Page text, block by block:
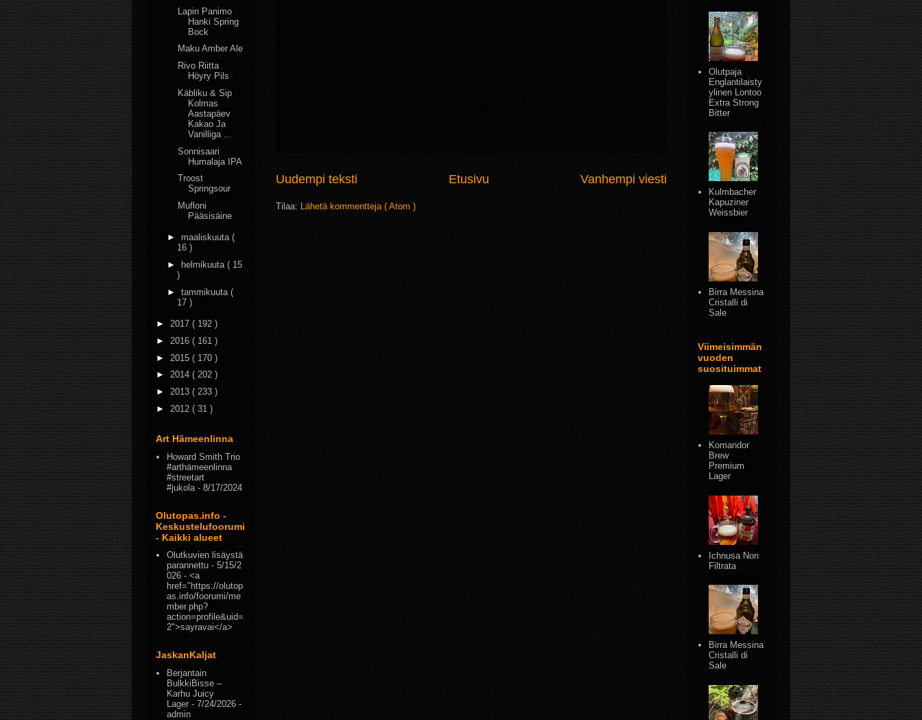
Uudempi teksti Vanhempi viesti
Etusivu
Tilaa: Lähetä kommentteja ( Atom )
Lapin Panimo
Hanki Spring
Bock
Maku Amber Ale
Rivo Riitta
Höyry Pils
Käbliku & Sip
Kolmas
Aastapäev
Kakao Ja
Vanilliga ...
Sonnisaari
Humalaja IPA
Troost
Springsour
Mufloni
Pääsisäine
► maaliskuuta (
16 )
►
helmikuuta ( 15
)
► tammikuuta (
17 )
► 2017 ( 192 )
► 2016 ( 161 )
► 2015 ( 170 )
► 2014 ( 202 )
► 2013 ( 233 )
► 2012 ( 31 )
Art Hämeenlinna
Howard Smith Trio
#arthämeenlinna
#streetart
#jukola - 8/17/2024
Olutopas.info -
Keskustelufoorumi
- Kaikki alueet
Olutkuvien lisäystä
parannettu - 5/15/2
026 - <a
href="https://olutop
as.info/foorumi/me
mber.php?
action=profile&uid=
2">sayravai</a>
JaskanKaljat
Berjantain
BulkkiBisse –
Karhu Juicy
Lager - 7/24/2026 -
admin
Olutpaja
Englantilaisty
ylinen Lontoo
Extra Strong
Bitter
Kulmbacher
Kapuziner
Weissbier
Birra Messina
Cristalli di
Sale
Viimeisimmän
vuoden
suosituimmat
Komandor
Brew
Premium
Lager
Ichnusa Non
Filtrata
Birra Messina
Cristalli di
Sale